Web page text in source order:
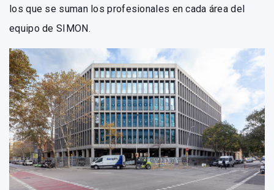
los que se suman los profesionales en cada área del
equipo de SIMON.